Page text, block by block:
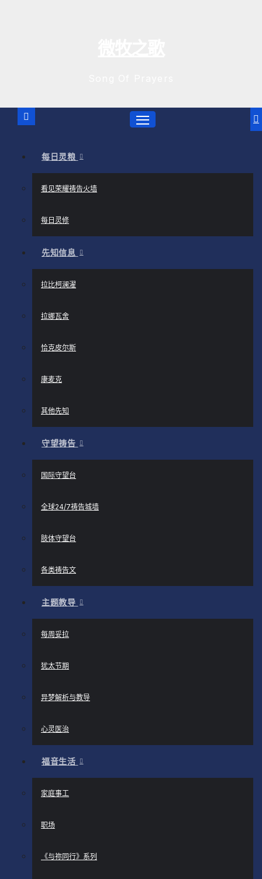
每日灵粮
看见荣耀祷告火墙
每日灵修
先知信息
拉比柯澜濯
拉娜瓦舍
恰克皮尔斯
康麦克
其他先知
守望祷告
国际守望台
全球24/7祷告城墙
肢体守望台
各类祷告文
主题教导
每周妥拉
犹太节期
异梦解析与教导
心灵医治
福音生活
家庭事工
职场
《与祢同行》系列